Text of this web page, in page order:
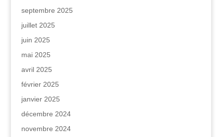
septembre 2025
juillet 2025
juin 2025
mai 2025
avril 2025
février 2025
janvier 2025
décembre 2024
novembre 2024